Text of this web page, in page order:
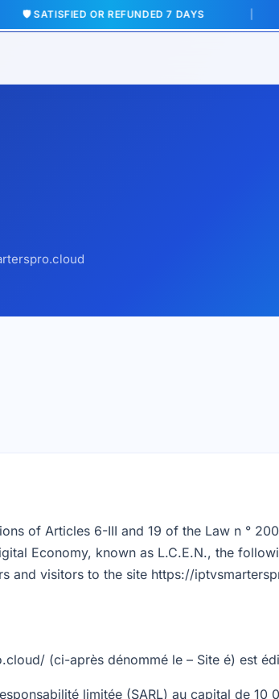
🛡️ SATISFIED OR REFUNDED 7 DAYS
of Articles 6-III and 19 of the Law n °
Economy, known as L.C.E.N., the
and visitors to the site https://
(ci-après dénommé le – Site é) est
limitée (SARL) au capital de 10